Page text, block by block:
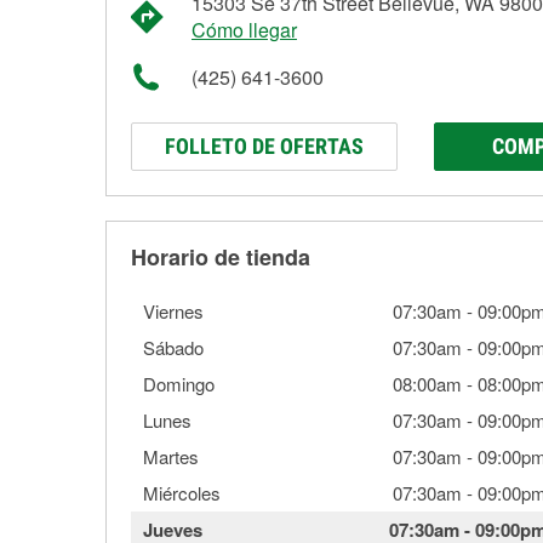
Cómo llegar
(425) 641-3600
FOLLETO DE OFERTAS
Horario de tienda
Viernes 07:30am -
Sábado
07:30am -
Domingo
08:00am -
Lunes
07:30am -
Martes
07:30am -
Miércoles
07:30am -
Jueves 07:30am-